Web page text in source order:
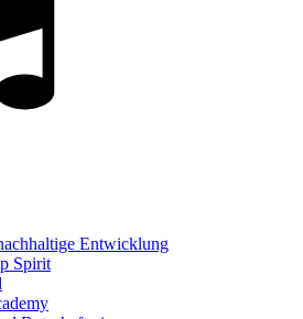
Entwicklung
Spirit